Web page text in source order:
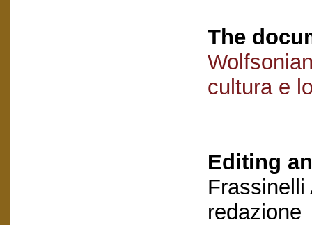
The
cultura e
Editing
Frassinelli
redazione